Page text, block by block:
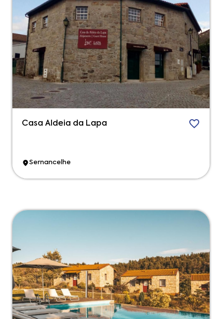
Casa Aldeia da Lapa
Sernancelhe